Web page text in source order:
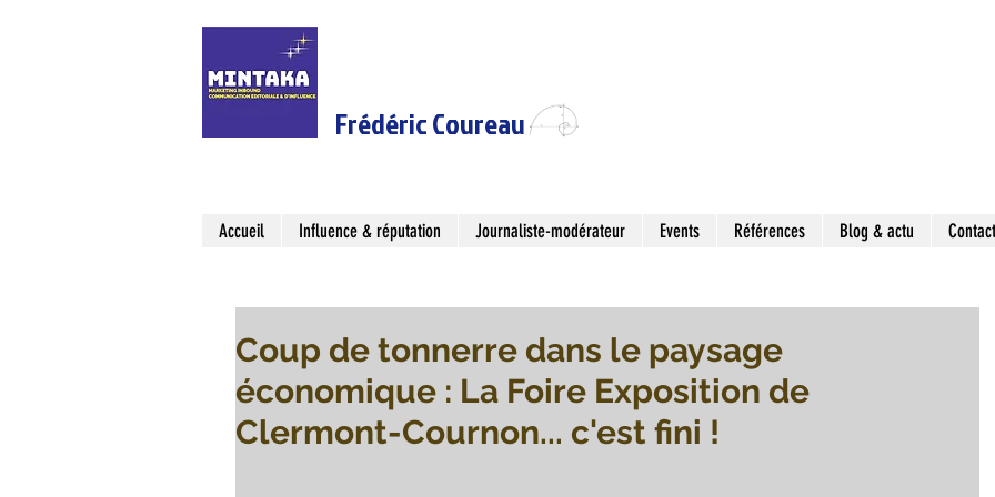
Frédéric Coureau
Accueil Influence & réputation Journaliste-modérateur Events Références Blog & actu Contact
Coup de tonnerre dans le paysage
économique : La Foire Exposition de
Clermont-Cournon... c'est fini !